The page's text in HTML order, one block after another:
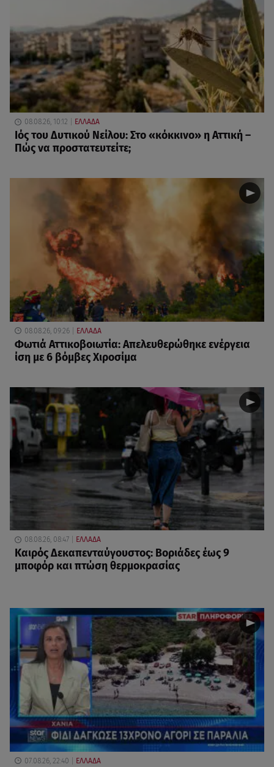
08.08.26, 10:12 ΕΛΛΑΔΑ
Ιός του Δυτικού Νείλου: Στο «κόκκινο» η Αττική –
Πώς να προστατευτείτε;
08.08.26, 09:26 ΕΛΛΑΔΑ
Φωτιά Αττικοβοιωτία: Απελευθερώθηκε ενέργεια
ίση με 6 βόμβες Χιροσίμα
08.08.26, 08:47 ΕΛΛΑΔΑ
Καιρός Δεκαπενταύγουστος: Βοριάδες έως 9
μποφόρ και πτώση θερμοκρασίας
07.08.26, 22:40 ΕΛΛΑΔΑ